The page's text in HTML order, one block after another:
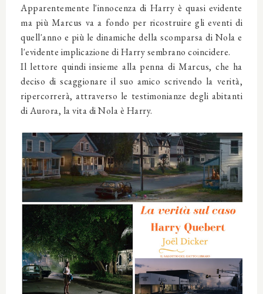
Apparentemente l'innocenza di Harry è quasi evidente
ma più Marcus va a fondo per ricostruire gli eventi di
quell'anno e più le dinamiche della scomparsa di Nola e
l'evidente implicazione di Harry sembrano coincidere.
Il lettore quindi insieme alla penna di Marcus, che ha
deciso di scaggionare il suo amico scrivendo la verità,
ripercorrerà, attraverso le testimonianze degli abitanti
di Aurora, la vita di Nola è Harry.